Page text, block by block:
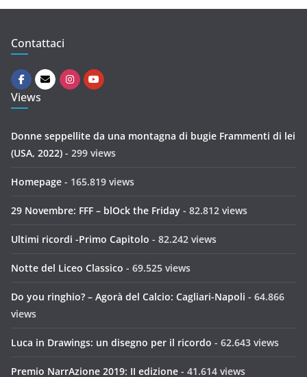
Contattaci
Views
Donne seppellite da una montagna di bugie Frammenti di lei
(USA, 2022) - 299 views
Homepage - 165.819 views
29 Novembre: FFF – blOck the Friday - 82.812 views
Ultimi ricordi -Primo Capitolo - 82.242 views
Notte del Liceo Classico - 69.525 views
Do you ringhio? – Agorà del Calcio: Cagliari-Napoli - 64.866
views
Luca in Drawings: un disegno per il ricordo - 62.643 views
Premio NarrAzione 2019: II edizione - 41.614 views